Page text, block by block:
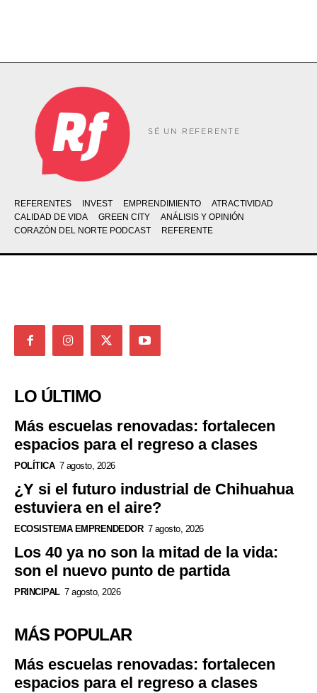
SÉ UN REFERENTE
REFERENTES INVEST EMPRENDIMIENTO
ATRACTIVIDAD
CALIDAD DE VIDA
GREEN CITY
ANÁLISIS Y OPINIÓN
CORAZÓN DEL NORTE PODCAST
REFERENTE
LO ÚLTIMO
Más escuelas renovadas: fortalecen
espacios para el regreso a clases
POLÍTICA 7 agosto, 2026
¿Y si el futuro industrial de Chihuahua
estuviera en el aire?
ECOSISTEMA EMPRENDEDOR 7 agosto, 2026
Los 40 ya no son la mitad de la vida:
son el nuevo punto de partida
PRINCIPAL 7 agosto, 2026
MÁS POPULAR
Más escuelas renovadas: fortalecen
espacios para el regreso a clases